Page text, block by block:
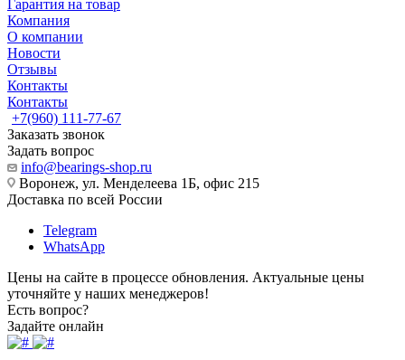
Гарантия на товар
Компания
О компании
Новости
Отзывы
Контакты
Контакты
+7(960) 111-77-67
Заказать звонок
Задать вопрос
info@bearings-shop.ru
Воронеж, ул. Менделеева 1Б, офис 215
Доставка по всей России
Telegram
WhatsApp
Цены на сайте в процессе обновления. Актуальные цены
уточняйте у наших менеджеров!
Есть вопрос?
Задайте онлайн